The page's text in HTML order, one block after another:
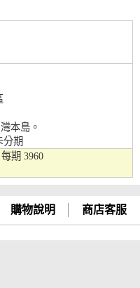
本島。
分期
每期 3960
購物說明 商店客服
、第一銀行、華南銀行、
、富邦銀行、國泰世華、
、匯豐銀行、華泰銀行、
銀行、聯邦銀行、遠東商
銀行、玉山銀行、凱基銀
銀行、安泰銀行、中國信
商銀
、第一銀行、華南銀行、
、富邦銀行、國泰世華、
、匯豐銀行、華泰銀行、
銀行、聯邦銀行、遠東商
銀行、玉山銀行、凱基銀
商銀
、第一銀行、華南銀行、